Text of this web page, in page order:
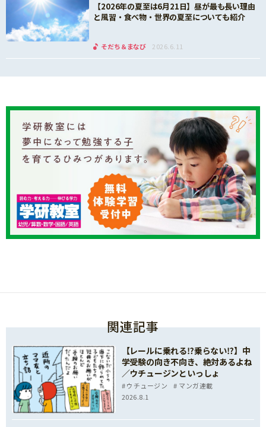
【2026年の夏至は6月21日】昼が最も長い理由
と風習・食べ物・世界の夏至についても紹介
そだち＆まなび 2026.6.11
関連記事
【レールに乗れる⁉乗らない⁉】中
学受験の向き不向き、絶対あるよね
／ウチュージンといっしょ
ウチュージン
マンガ連載
2026.8.1